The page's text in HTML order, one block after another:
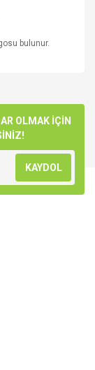
bulunur.
OLMAK İÇİN
KAYDOL